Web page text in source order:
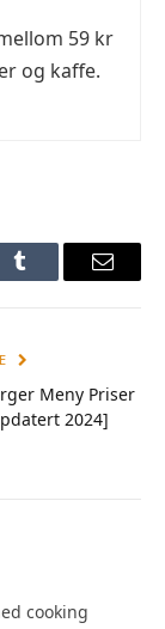
59 kr
og kaffe.
Tumblr Email
Meny Priser
2024]
cooking